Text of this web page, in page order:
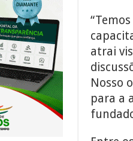
atrai
Nosso
para a